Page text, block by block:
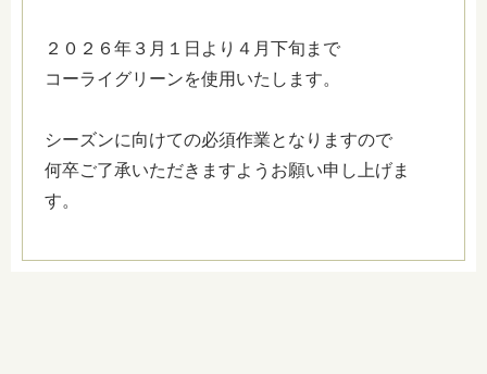
２０２６年３月１日より４月下旬まで
コーライグリーンを使用いたします。
シーズンに向けての必須作業となりますので
何卒ご了承いただきますようお願い申し上げま
す。